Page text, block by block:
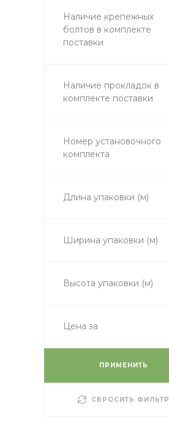
Наличие крепежных
болтов в комплекте
поставки
Наличие прокладок в
комплекте поставки
Номер установочного
комплекта
Длина упаковки (м)
Ширина упаковки (м)
Высота упаковки (м)
Цена за
ПРИМЕНИТЬ
СБРОСИТЬ ФИЛЬТР